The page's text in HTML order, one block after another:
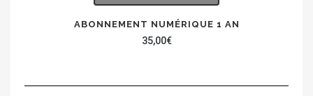
ABONNEMENT NUMÉRIQUE 1 AN
35,00€